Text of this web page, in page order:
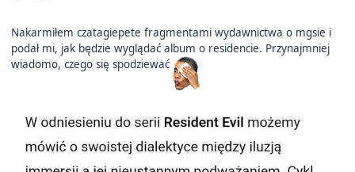
Nakarmiłem czatagiepete fragmentami wydawnictwa o mgsie i
podał mi, jak będzie wyglądać album o residencie. Przynajmniej
wiadomo, czego się spodziewać